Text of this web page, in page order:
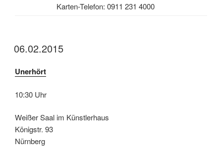
Karten-Telefon: 0911 231 4000
06.02.2015
Unerhört
10:30 Uhr
Weißer Saal im Künstlerhaus
Königstr. 93
Nürnberg